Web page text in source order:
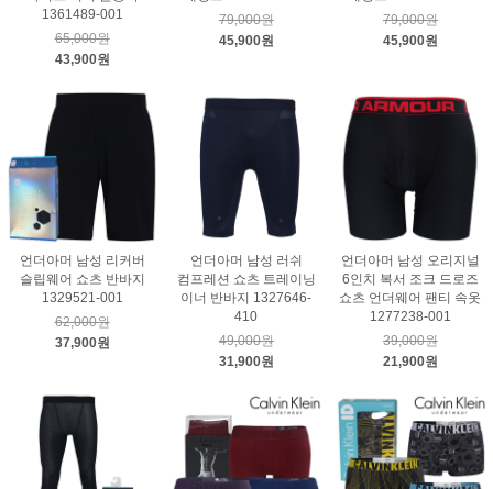
1361489-001
65,000원
43,900원
79,000원
45,900원
79,000원
45,900원
언더아머 남성 리커버
슬립웨어 쇼츠 반바지
1329521-001
62,000원
37,900원
언더아머 남성 러쉬
컴프레션 쇼츠 트레이닝
이너 반바지 1327646-
410
49,000원
31,900원
언더아머 남성 오리지널
6인치 복서 조크 드로즈
쇼츠 언더웨어 팬티 속옷
1277238-001
39,000원
21,900원